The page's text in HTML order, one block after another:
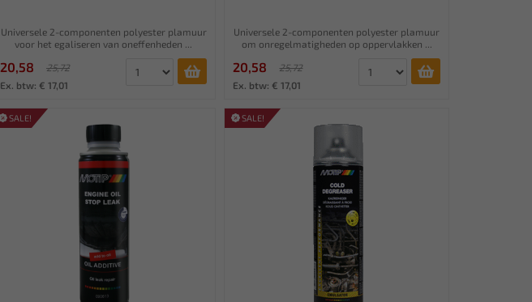
Universele 2-componenten polyester plamuur
voor het egaliseren van oneffenheden ...
20,58
25,72
Ex. btw: € 17,01
Universele 2-componenten polyester plamuur
om onregelmatigheden op oppervlakken ...
20,58
25,72
Ex. btw: € 17,01
SALE! SALE!